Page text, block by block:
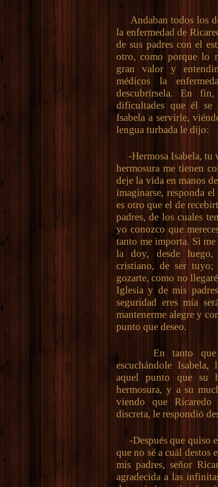
Andaban todos los
la enfermedad de
de sus padres con el
otro, como porque lo
gran valor y
médicos la
descubrírsela. En
dificultades que él se
Isabela a servirle,
lengua turbada le dijo:
-Hermosa Isabela, tu
hermosura me tienen
deje la vida en manos
imaginarse, responda
es otro que el de
padres, de los cuales
yo conozco que
tanto me importa. Si
la doy, desde
cristiano, de ser
gozarte, como no
Iglesia y de mis
seguridad eres mía
mantenerme alegre y
punto que deseo.
En tanto que
escuchándole
aquel punto que su
hermosura, y a su
viendo que Ricaredo
discreta, le respondió
-Después que quiso
que no sé a cuál destos
mis padres, señor
agradecida a las